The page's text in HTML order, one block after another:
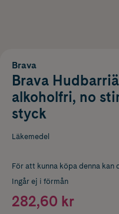
Brava
Brava
alkoholfri, no
styck
Läkemedel
För att kunna köpa denna kan
Ingår ej i förmån
282,60 kr